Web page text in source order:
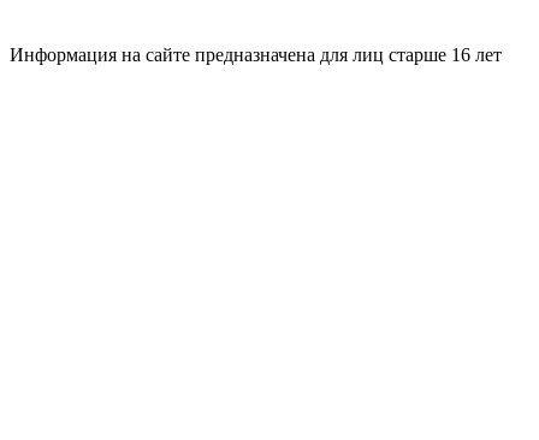
Информация на сайте предназначена для лиц старше 16 лет